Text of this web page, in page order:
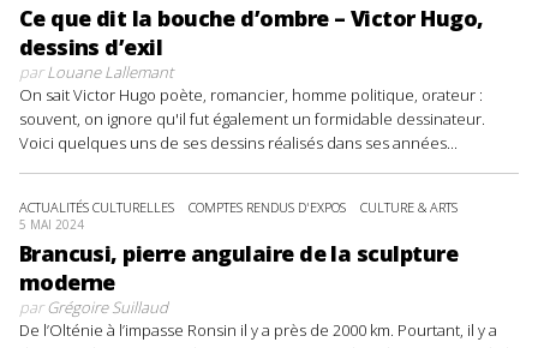
Ce que dit la bouche d’ombre – Victor Hugo,
dessins d’exil
parLouane Lallemant
On sait Victor Hugo poète, romancier, homme politique, orateur :
souvent, on ignore qu'il fut également un formidable dessinateur.
Voici quelques uns de ses dessins réalisés dans ses années...
ACTUALITÉS CULTURELLES COMPTES RENDUS D'EXPOS CULTURE & ARTS
5 MAI 2024
Brancusi, pierre angulaire de la sculpture
moderne
parGrégoire Suillaud
De l’Olténie à l’impasse Ronsin il y a près de 2000 km. Pourtant, il y a